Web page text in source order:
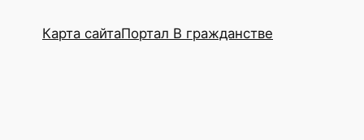
Карта сайтаПортал В гражданстве